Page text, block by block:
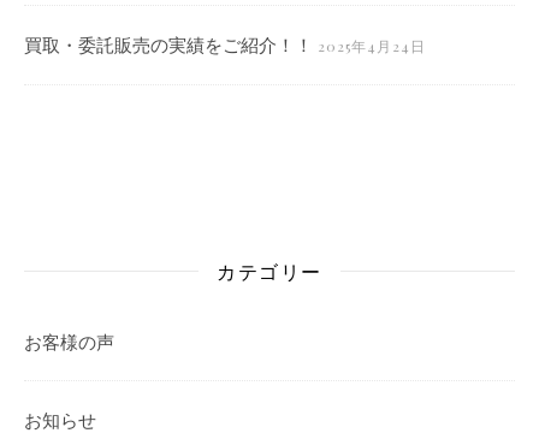
買取・委託販売の実績をご紹介！！ 2025年4月24日
カテゴリー
お客様の声
お知らせ